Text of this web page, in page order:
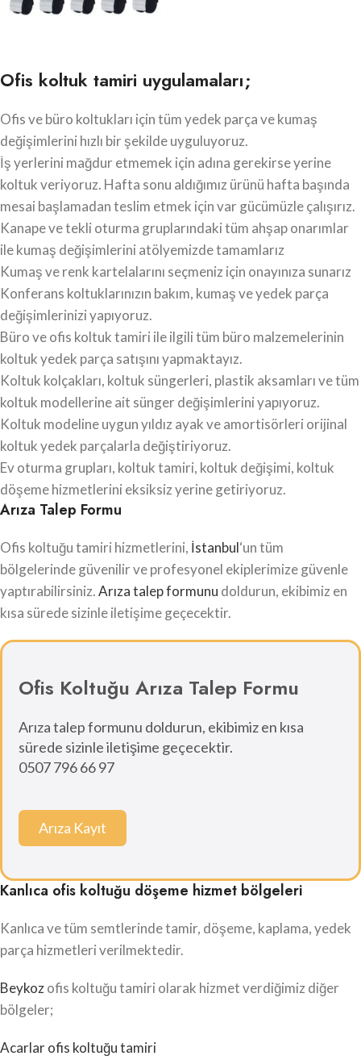
Ofis koltuk tamiri uygulamaları;
Ofis ve büro koltukları için tüm yedek parça ve kumaş
değişimlerini hızlı bir şekilde uyguluyoruz.
İş yerlerini mağdur etmemek için adına gerekirse yerine
koltuk veriyoruz. Hafta sonu aldığımız ürünü hafta başında
mesai başlamadan teslim etmek için var gücümüzle çalışırız.
Kanape ve tekli oturma gruplarındaki tüm ahşap onarımlar
ile kumaş değişimlerini atölyemizde tamamlarız
Kumaş ve renk kartelalarını seçmeniz için onayınıza sunarız
Konferans koltuklarınızın bakım, kumaş ve yedek parça
değişimlerinizi yapıyoruz.
Büro ve ofis koltuk tamiri ile ilgili tüm büro malzemelerinin
koltuk yedek parça satışını yapmaktayız.
Koltuk kolçakları, koltuk süngerleri, plastik aksamları ve tüm
koltuk modellerine ait sünger değişimlerini yapıyoruz.
Koltuk modeline uygun yıldız ayak ve amortisörleri orijinal
koltuk yedek parçalarla değiştiriyoruz.
Ev oturma grupları, koltuk tamiri, koltuk değişimi, koltuk
döşeme hizmetlerini eksiksiz yerine getiriyoruz.
Arıza Talep Formu
Ofis koltuğu tamiri hizmetlerini, İstanbul‘un tüm
bölgelerinde güvenilir ve profesyonel ekiplerimize güvenle
yaptırabilirsiniz.Arıza talep formunu doldurun, ekibimiz en
kısa sürede sizinle iletişime geçecektir.
Ofis Koltuğu Arıza Talep Formu
Arıza talep formunu doldurun, ekibimiz en kısa
sürede sizinle iletişime geçecektir.
0507 796 66 97
Arıza Kayıt
Kanlıca ofis koltuğu döşeme hizmet bölgeleri
Kanlıca ve tüm semtlerinde tamir, döşeme, kaplama, yedek
parça hizmetleri verilmektedir.
Beykozofis koltuğu tamiri olarak hizmet verdiğimiz diğer
bölgeler;
Acarlar ofis koltuğu tamiri